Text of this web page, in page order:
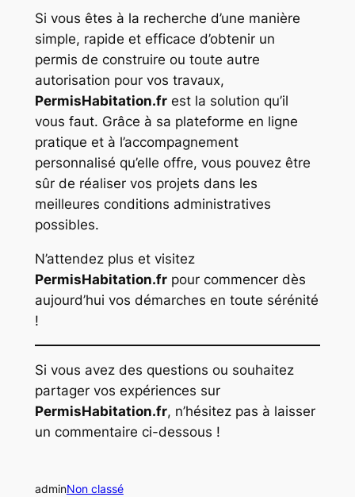
Si vous êtes à la recherche d’une manière
simple, rapide et efficace d’obtenir un
permis de construire ou toute autre
autorisation pour vos travaux,
PermisHabitation.frest la solution qu’il
vous faut. Grâce à sa plateforme en ligne
pratique et à l’accompagnement
personnalisé qu’elle offre, vous pouvez être
sûr de réaliser vos projets dans les
meilleures conditions administratives
possibles.
N’attendez plus et visitez
PermisHabitation.frpour commencer dès
aujourd’hui vos démarches en toute sérénité
!
Si vous avez des questions ou souhaitez
partager vos expériences sur
PermisHabitation.fr, n’hésitez pas à laisser
un commentaire ci-dessous !
adminNon classé